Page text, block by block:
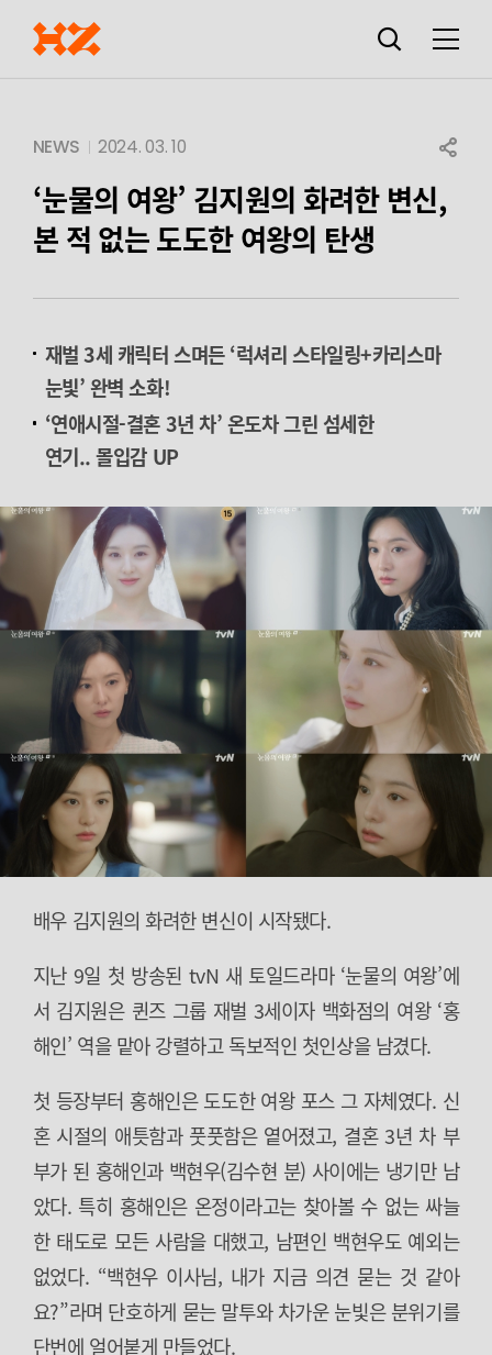
검색창
열기
메뉴
NEWS 2024. 03. 10 SHARE
‘눈물의 여왕’ 김지원의 화려한 변신,
본 적 없는 도도한 여왕의 탄생
재벌 3세 캐릭터 스며든 ‘럭셔리 스타일링+카리스마
눈빛’ 완벽 소화!
‘연애시절-결혼 3년 차’ 온도차 그린 섬세한
연기.. 몰입감 UP
배우 김지원의 화려한 변신이 시작됐다.
지난 9일 첫 방송된 tvN 새 토일드라마 ‘눈물의 여왕’에
서 김지원은 퀸즈 그룹 재벌 3세이자 백화점의 여왕 ‘홍
해인’ 역을 맡아 강렬하고 독보적인 첫인상을 남겼다.
첫 등장부터 홍해인은 도도한 여왕 포스 그 자체였다. 신
혼 시절의 애틋함과 풋풋함은 옅어졌고, 결혼 3년 차 부
부가 된 홍해인과 백현우(김수현 분) 사이에는 냉기만 남
았다. 특히 홍해인은 온정이라고는 찾아볼 수 없는 싸늘
한 태도로 모든 사람을 대했고, 남편인 백현우도 예외는
없었다. “백현우 이사님, 내가 지금 의견 묻는 것 같아
요?”라며 단호하게 묻는 말투와 차가운 눈빛은 분위기를
단번에 얼어붙게 만들었다.